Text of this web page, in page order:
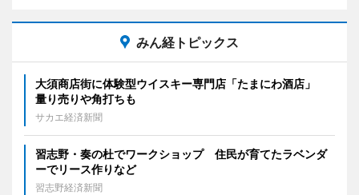
みん経トピックス
大須商店街に体験型ウイスキー専門店「たまにわ酒店」
量り売りや角打ちも
サカエ経済新聞
習志野・奏の杜でワークショップ 住民が育てたラベンダ
ーでリース作りなど
習志野経済新聞